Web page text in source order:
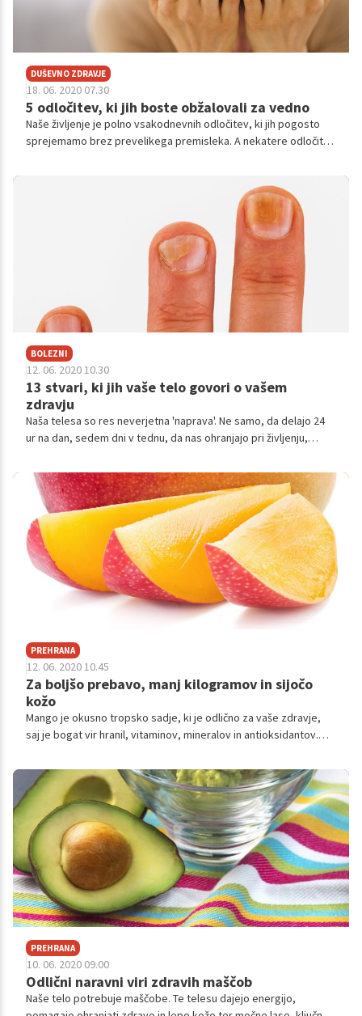
DUŠEVNO ZDRAVJE
18. 06. 2020 07.30
5 odločitev, ki jih boste obžalovali za vedno
Naše življenje je polno vsakodnevnih odločitev, ki jih pogosto
sprejemamo brez prevelikega premisleka. A nekatere odločitve
BOLEZNI
12. 06. 2020 10.30
13 stvari, ki jih vaše telo govori o vašem
zdravju
Naša telesa so res neverjetna 'naprava'. Ne samo, da delajo 24
ur na dan, sedem dni v tednu, da nas ohranjajo pri življenju,
znakov, na katere moramo biti pozorni in se odzvati nanje.
PREHRANA
12. 06. 2020 10.45
Za boljšo prebavo, manj kilogramov in sijočo
kožo
Mango je okusno tropsko sadje, ki je odlično za vaše zdravje,
saj je bogat vir hranil, vitaminov, mineralov in antioksidantov.
lepe in močne lase ter kožo in pomaga pri izgubi odvečnih
kilogramov.
PREHRANA
10. 06. 2020 09.00
Odlični naravni viri zdravih maščob
Naše telo potrebuje maščobe. Te telesu dajejo energijo,